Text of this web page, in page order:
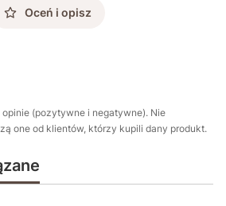
Oceń i opisz
(pozytywne i negatywne). Nie
one od klientów, którzy kupili dany produkt.